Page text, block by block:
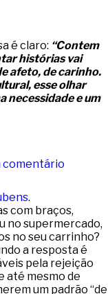
é claro: “Contem
histórias vai
afeto, de carinho.
esse olhar
necessidade e um
comentário
.
com braços,
no supermercado,
no seu carrinho?
a resposta é
pela rejeição
até mesmo de
um padrão “de